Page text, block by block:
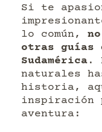
Si te
lo común,
otras guías
Sudamérica .
naturales
historia,
inspiración
aventura: